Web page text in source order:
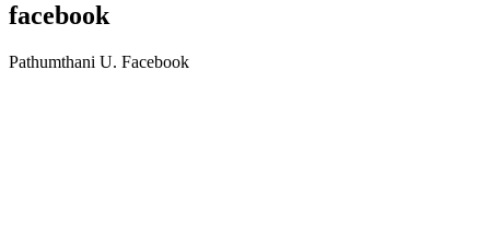
facebook
Pathumthani U. Facebook